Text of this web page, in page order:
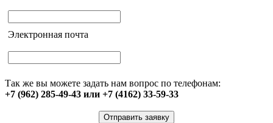
Электронная почта
Так же вы можете задать нам вопрос по телефонам:
+7 (962) 285-49-43 или +7 (4162) 33-59-33
Отправить заявку